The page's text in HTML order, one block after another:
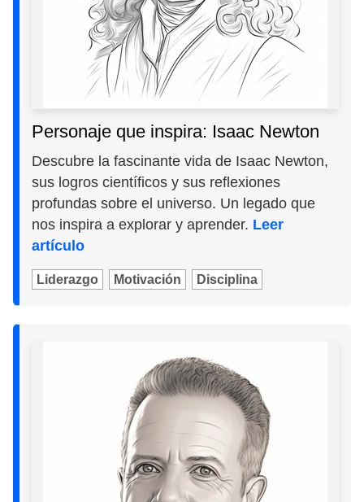
Personaje que inspira: Isaac Newton
Descubre la fascinante vida de Isaac Newton,
sus logros científicos y sus reflexiones
profundas sobre el universo. Un legado que
nos inspira a explorar y aprender. Leer
artículo
Liderazgo Motivación Disciplina